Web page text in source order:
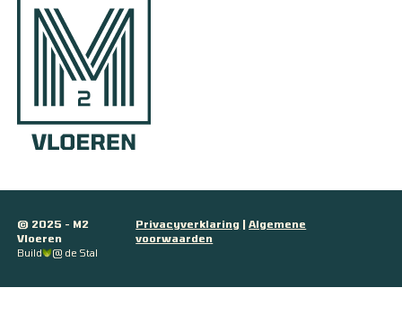
© 2025 - M2
Vloeren
Privacyverklaring |Algemene
voorwaarden
Build
@ de Stal